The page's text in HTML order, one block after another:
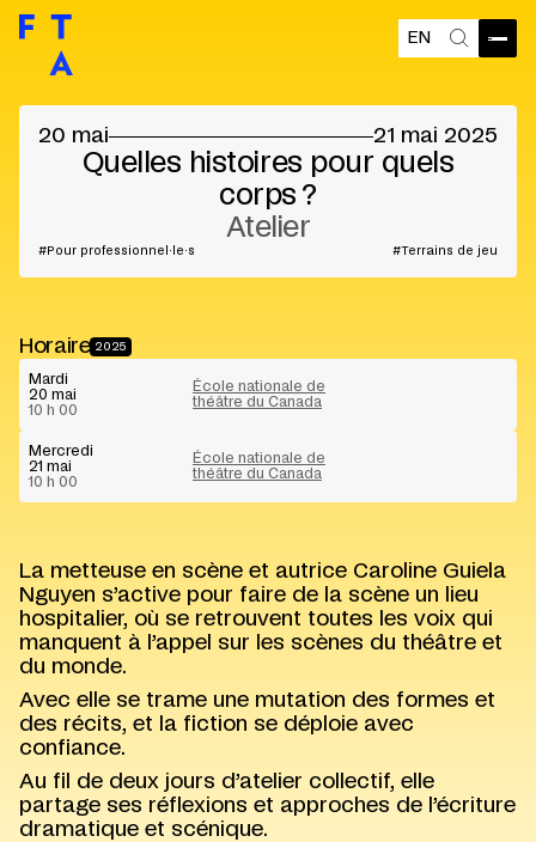
EN
©
20 mai 21 mai 2025
Quelles histoires pour quels
corps ?
Atelier
Pour professionnel·le·s Terrains de jeu
La metteuse en scène et autrice Caroline Guiela
Nguyen s’active pour faire de la scène un lieu
hospitalier, où se retrouvent toutes les voix qui
manquent à l’appel sur les scènes du théâtre et
du monde.
Avec elle se trame une mutation des formes et
des récits, et la fiction se déploie avec
confiance.
Au fil de deux jours d’atelier collectif, elle
partage ses réflexions et approches de l’écriture
dramatique et scénique.
Horaire 2025
Mardi
20 mai
10 h 00
École nationale de
théâtre du Canada
Mercredi
21 mai
10 h 00
École nationale de
théâtre du Canada